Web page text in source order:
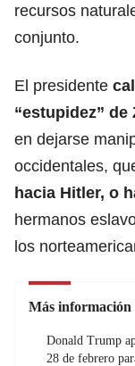
recursos
conjunto.
El presidente
“estupidez” de
en dejarse
occidentales,
hacia Hitler, o
hermanos
los
Más información
Donald Trump
28 de febrero